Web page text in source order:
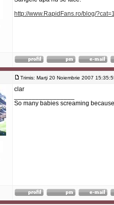
http://www.RapidFans.ro/blog/
Trimis: Marţi 20 Noiembrie 2007
clar
So many babies screaming